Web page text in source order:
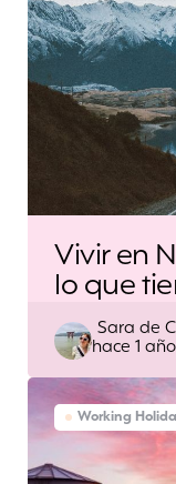
Vivir en
lo que
Escrito
por
Sara de
hace 1 año
Working